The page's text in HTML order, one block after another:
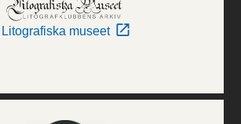
Litografiska museet